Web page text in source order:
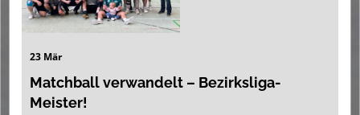
23 Mär
Matchball verwandelt – Bezirksliga-
Meister!